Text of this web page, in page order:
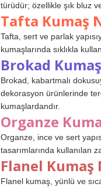
türüdür; özellikle şık bluz
Tafta Kumaş
Tafta, sert ve parlak
kumaşlarında sıklıkla
Brokad
Brokad, kabartmalı
dekorasyon ürünlerinde
kumaşlardandır.
Organze
Organze, ince ve sert
tasarımlarında kullanılan
Flanel Kumaş
Flanel kumaş, yünlü ve